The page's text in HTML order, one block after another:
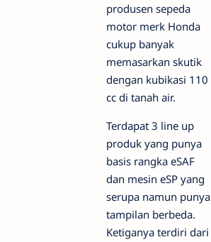
produsen sepeda
motor merk Honda
cukup banyak
memasarkan skutik
dengan kubikasi 110
cc di tanah air.
Terdapat 3 line up
produk yang punya
basis rangka eSAF
dan mesin eSP yang
serupa namun punya
tampilan berbeda.
Ketiganya terdiri dari